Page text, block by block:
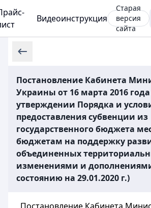
Видеоинструкция
Старая
версия
сайта
Постановление Кабинета
Украины от 16 марта 2016
утверждении Порядка и
предоставления субвенции из
государственного бюджета
бюджетам на поддержку
объединенных
изменениями и
состоянию на 29.01.2020 г.)